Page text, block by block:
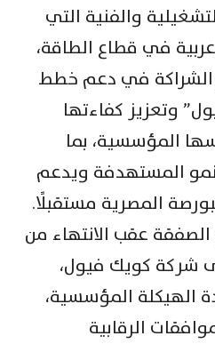
والفنية التي
في قطاع الطاقة،
في دعم خطط
وتعزيز كفاءتها
المؤسسية، بما
المستهدفة ويدعم
المصرية مستقبلًا.
عقب الانتهاء من
الـ 172 إلى شركة كويك فيول،
الهيكلة المؤسسية،
الرقابية